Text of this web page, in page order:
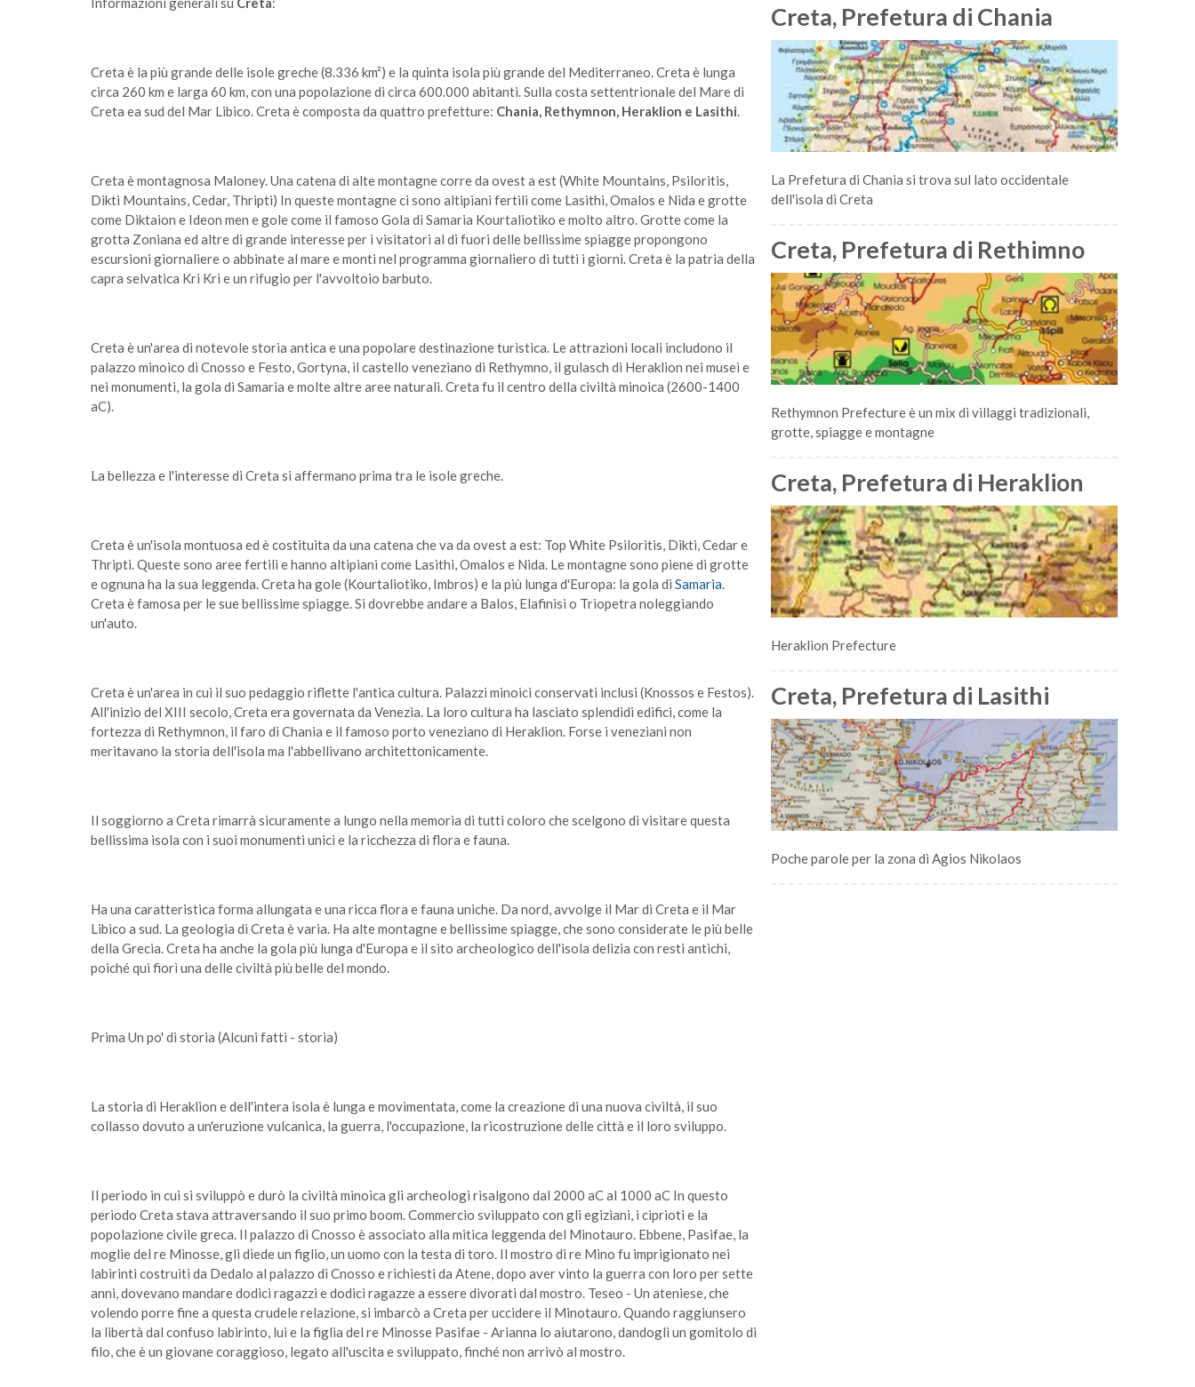
Creta è la più grande delle isole greche (8.336 km²) e la quinta isola più grande del Mediterraneo. Creta è lunga
circa 260 km e larga 60 km, con una popolazione di circa 600.000 abitanti. Sulla costa settentrionale del Mare di
Creta ea sud del Mar Libico. Creta è composta da quattro prefetture: Chania, Rethymnon, Heraklion e Lasithi.
Creta è montagnosa Maloney. Una catena di alte montagne corre da ovest a est (White Mountains, Psiloritis,
Dikti Mountains, Cedar, Thripti) In queste montagne ci sono altipiani fertili come Lasithi, Omalos e Nida e grotte
come Diktaion e Ideon men e gole come il famoso Gola di Samaria Kourtaliotiko e molto altro. Grotte come la
grotta Zoniana ed altre di grande interesse per i visitatori al di fuori delle bellissime spiagge propongono
escursioni giornaliere o abbinate al mare e monti nel programma giornaliero di tutti i giorni. Creta è la patria della
capra selvatica Kri Kri e un rifugio per l'avvoltoio barbuto.
Creta è un'area di notevole storia antica e una popolare destinazione turistica. Le attrazioni locali includono il
palazzo minoico di Cnosso e Festo, Gortyna, il castello veneziano di Rethymno, il gulasch di Heraklion nei musei e
nei monumenti, la gola di Samaria e molte altre aree naturali. Creta fu il centro della civiltà minoica (2600-1400
aC).
La bellezza e l'interesse di Creta si affermano prima tra le isole greche.
Creta è un'isola montuosa ed è costituita da una catena che va da ovest a est: Top White Psiloritis, Dikti, Cedar e
Thripti. Queste sono aree fertili e hanno altipiani come Lasithi, Omalos e Nida. Le montagne sono piene di grotte
e ognuna ha la sua leggenda. Creta ha gole (Kourtaliotiko, Imbros) e la più lunga d'Europa: la gola di Samaria.
Creta è famosa per le sue bellissime spiagge. Si dovrebbe andare a Balos, Elafinisi o Triopetra noleggiando
un'auto.
Creta è un'area in cui il suo pedaggio riflette l'antica cultura. Palazzi minoici conservati inclusi (Knossos e Festos).
All'inizio del XIII secolo, Creta era governata da Venezia. La loro cultura ha lasciato splendidi edifici, come la
fortezza di Rethymnon, il faro di Chania e il famoso porto veneziano di Heraklion. Forse i veneziani non
meritavano la storia dell'isola ma l'abbellivano architettonicamente.
Il soggiorno a Creta rimarrà sicuramente a lungo nella memoria di tutti coloro che scelgono di visitare questa
bellissima isola con i suoi monumenti unici e la ricchezza di flora e fauna.
Ha una caratteristica forma allungata e una ricca flora e fauna uniche. Da nord, avvolge il Mar di Creta e il Mar
Libico a sud. La geologia di Creta è varia. Ha alte montagne e bellissime spiagge, che sono considerate le più belle
della Grecia. Creta ha anche la gola più lunga d'Europa e il sito archeologico dell'isola delizia con resti antichi,
poiché qui fiorì una delle civiltà più belle del mondo.
Prima Un po' di storia (Alcuni fatti - storia)
La storia di Heraklion e dell'intera isola è lunga e movimentata, come la creazione di una nuova civiltà, il suo
collasso dovuto a un'eruzione vulcanica, la guerra, l'occupazione, la ricostruzione delle città e il loro sviluppo.
Il periodo in cui si sviluppò e durò la civiltà minoica gli archeologi risalgono dal 2000 aC al 1000 aC In questo
periodo Creta stava attraversando il suo primo boom. Commercio sviluppato con gli egiziani, i ciprioti e la
popolazione civile greca. Il palazzo di Cnosso è associato alla mitica leggenda del Minotauro. Ebbene, Pasifae, la
moglie del re Minosse, gli diede un figlio, un uomo con la testa di toro. Il mostro di re Mino fu imprigionato nei
labirinti costruiti da Dedalo al palazzo di Cnosso e richiesti da Atene, dopo aver vinto la guerra con loro per sette
anni, dovevano mandare dodici ragazzi e dodici ragazze a essere divorati dal mostro. Teseo - Un ateniese, che
volendo porre fine a questa crudele relazione, si imbarcò a Creta per uccidere il Minotauro. Quando raggiunsero
la libertà dal confuso labirinto, lui e la figlia del re Minosse Pasifae - Arianna lo aiutarono, dandogli un gomitolo di
filo, che è un giovane coraggioso, legato all'uscita e sviluppato, finché non arrivò al mostro.
Creta, Prefetura di Chania
La Prefetura di Chania si trova sul lato occidentale
dell'isola di Creta
Creta, Prefetura di Rethimno
Rethymnon Prefecture è un mix di villaggi tradizionali,
grotte, spiagge e montagne
Creta, Prefetura di Heraklion
Heraklion Prefecture
Creta, Prefetura di Lasithi
Poche parole per la zona di Agios Nikolaos